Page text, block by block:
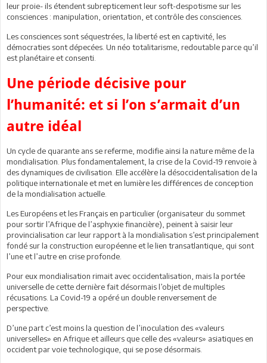
leur proie- ils étendent subrepticement leur soft-despotisme sur les
consciences : manipulation, orientation, et contrôle des consciences.
Les consciences sont séquestrées, la liberté est en captivité, les
démocraties sont dépecées. Un néo totalitarisme, redoutable parce qu’il
est planétaire et consenti.
Une période décisive pour
l’humanité: et si l’on s’armait d’un
autre idéal
Un cycle de quarante ans se referme, modifie ainsi la nature même de la
mondialisation. Plus fondamentalement, la crise de la Covid-19 renvoie à
des dynamiques de civilisation. Elle accélère la désoccidentalisation de la
politique internationale et met en lumière les différences de conception
de la mondialisation actuelle.
Les Européens et les Français en particulier (organisateur du sommet
pour sortir l’Afrique de l’asphyxie financière), peinent à saisir leur
provincialisation car leur rapport à la mondialisation s’est principalement
fondé sur la construction européenne et le lien transatlantique, qui sont
l’une et l’autre en crise profonde.
Pour eux mondialisation rimait avec occidentalisation, mais la portée
universelle de cette dernière fait désormais l’objet de multiples
récusations. La Covid-19 a opéré un double renversement de
perspective.
D’une part c’est moins la question de l’inoculation des «valeurs
universelles» en Afrique et ailleurs que celle des «valeurs» asiatiques en
occident par voie technologique, qui se pose désormais.